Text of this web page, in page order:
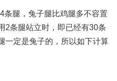
腿，兔子腿比鸡腿多不容置
2条腿站立时，即已经有30条
一定是兔子的，所以如下计算